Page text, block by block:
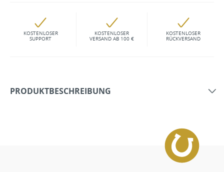
KOSTENLOSER
SUPPORT
KOSTENLOSER
VERSAND AB 100 €
KOSTENLOSER
RÜCKVERSAND
PRODUKTBESCHREIBUNG